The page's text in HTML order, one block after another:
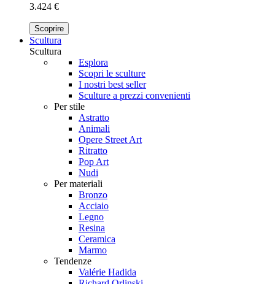
3.424 €
Scoprire
Scultura
Scultura
Esplora
Scopri le sculture
I nostri best seller
Sculture a prezzi convenienti
Per stile
Astratto
Animali
Opere Street Art
Ritratto
Pop Art
Nudi
Per materiali
Bronzo
Acciaio
Legno
Resina
Ceramica
Marmo
Tendenze
Valérie Hadida